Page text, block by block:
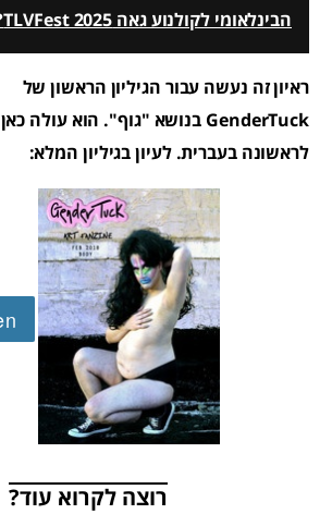
הבינלאומי לקולנוע גאה TLVFest 2025?
ראיון זה נעשה עבור הגיליון הראשון של
GenderTuck בנושא "גוף". הוא עולה כאן
לראשונה בעברית. לעיון בגיליון המלא:
רוצה לקרוא עוד?